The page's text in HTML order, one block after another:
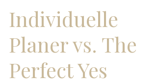
Individuelle
Planer vs. The
Perfect Yes